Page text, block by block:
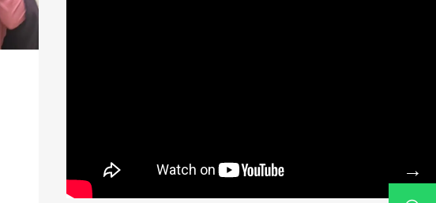
→